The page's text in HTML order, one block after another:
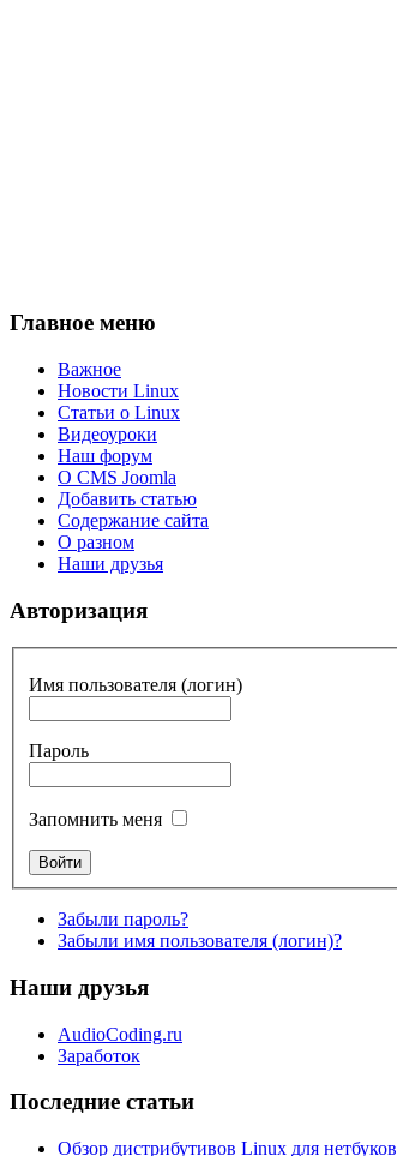
Главное меню
Важное
Новости Linux
Статьи о Linux
Видеоуроки
Наш форум
О CMS Joomla
Добавить статью
Содержание сайта
О разном
Наши друзья
Авторизация
Имя пользователя (логин)
Пароль
Запомнить меня
Забыли пароль?
Забыли имя пользователя (логин)?
Наши друзья
AudioCoding.ru
Заработок
Последние статьи
Обзор дистрибутивов Linux для нетбуков